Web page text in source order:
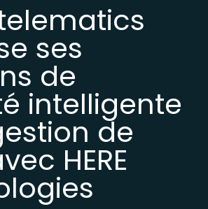
ses
de
intelligente
de
HERE